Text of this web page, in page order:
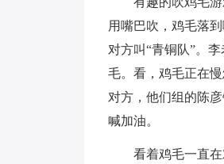
用嘴巴吹，鸡毛落
对方叫“青铜队”。
毛。看，鸡毛正在
对方，他们组的陈
喊加油。
看着鸡毛一直在